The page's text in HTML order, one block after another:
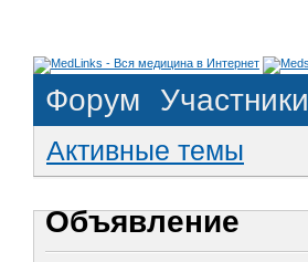
Форум Участники
Активные темы
Объявление